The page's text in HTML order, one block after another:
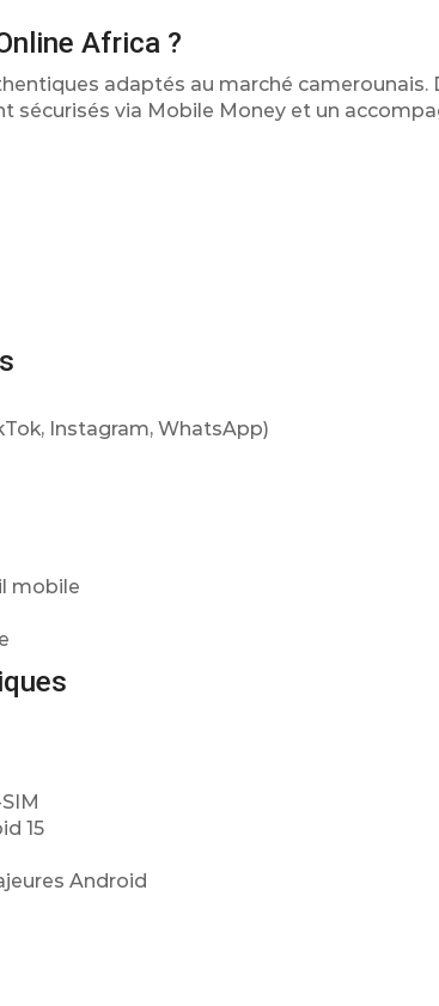
Africa ?
adaptés au marché camerounais.
sécurisés via Mobile Money et un
Instagram, WhatsApp)
mobile
15
Android